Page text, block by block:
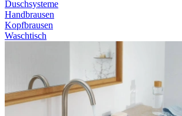
Duschsysteme
Handbrausen
Kopfbrausen
Waschtisch